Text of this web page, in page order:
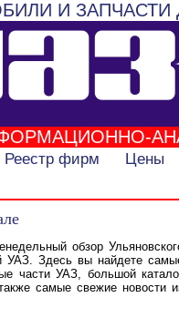
И
Реестр фирм Цены
обзор
УАЗ. Здесь вы найдете
части УАЗ, большой
самые свежие новости